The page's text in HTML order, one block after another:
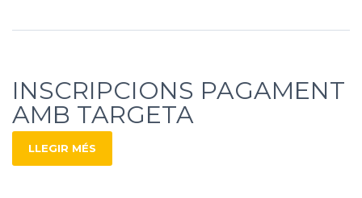
INSCRIPCIONS PAGAMENT
AMB TARGETA
LLEGIR MÉS